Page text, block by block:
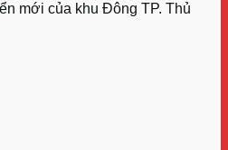
mới của khu Đông TP. Thủ